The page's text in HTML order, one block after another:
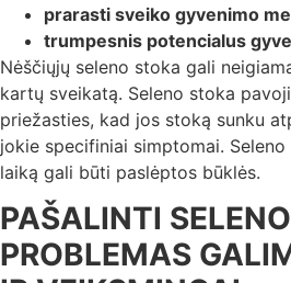
prarasti sveiko gyvenimo
trumpesnis potencialus
Nėščiųjų seleno stoka gali
kartų sveikatą. Seleno stoka
priežasties, kad jos stoką sunku
jokie specifiniai simptomai.
laiką gali būti paslėptos būklės.
PAŠALINTI
PROBLEMAS